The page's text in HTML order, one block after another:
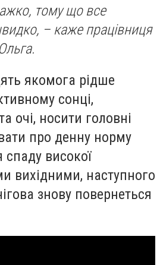
тому що все
– каже працівниця
якомога рідше
сонці,
очі, носити головні
про денну норму
високої
вихідними, наступного
знову повернеться